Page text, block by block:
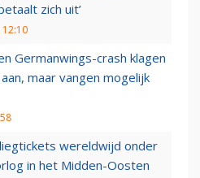
zich uit’
Germanwings-crash klagen
maar vangen mogelijk
wereldwijd onder
in het Midden-Oosten